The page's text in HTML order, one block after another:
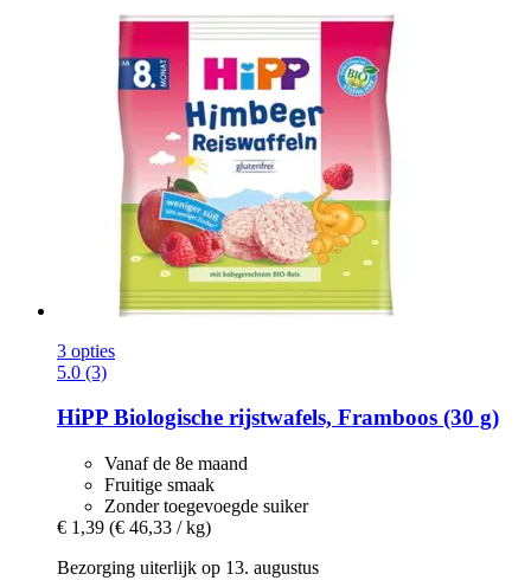
3 opties
5.0 (3)
HiPP Biologische rijstwafels, Framboos (30 g)
Vanaf de 8e maand
Fruitige smaak
Zonder toegevoegde suiker
€ 1,39 (€ 46,33 / kg)
Bezorging uiterlijk op 13. augustus